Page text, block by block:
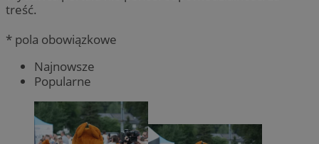
treść.
* pola obowiązkowe
Najnowsze
Popularne